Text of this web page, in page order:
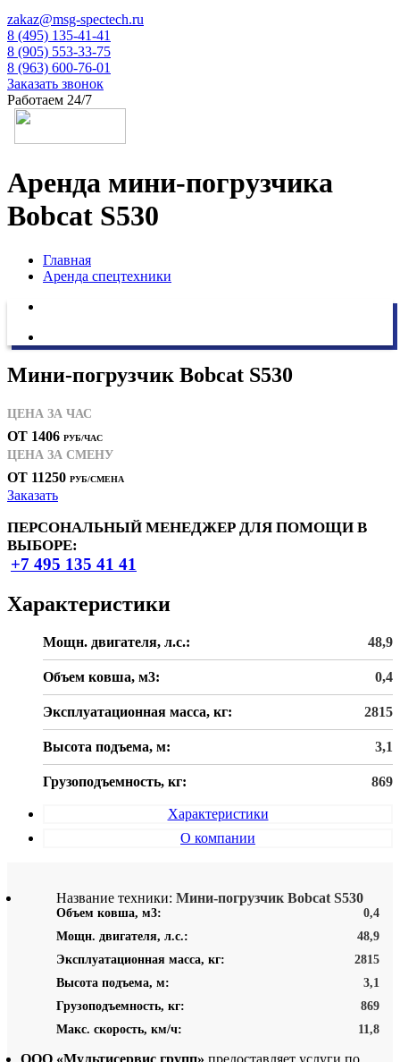
zakaz@msg-spectech.ru
8 (495) 135-41-41
8 (905) 553-33-75
8 (963) 600-76-01
Заказать звонок
Работаем 24/7
Аренда мини-погрузчика
Bobcat S530
Главная
Аренда спецтехники
Мини-погрузчик Bobcat S530
ЦЕНА ЗА ЧАС
ОТ 1406 РУБ/ЧАС
ЦЕНА ЗА СМЕНУ
ОТ 11250 РУБ/СМЕНА
Заказать
ПЕРСОНАЛЬНЫЙ МЕНЕДЖЕР ДЛЯ ПОМОЩИ В
ВЫБОРЕ:
+7 495 135 41 41
Характеристики
Мощн. двигателя, л.с.: 48,9
Объем ковша, м3: 0,4
Эксплуатационная масса, кг: 2815
Высота подъема, м: 3,1
Грузоподъемность, кг: 869
Характеристики
О компании
Название техники: Мини-погрузчик Bobcat S530
Объем ковша, м3:
0,4
Мощн. двигателя, л.с.:
48,9
Эксплуатационная масса, кг:
2815
Высота подъема, м:
3,1
Грузоподъемность, кг:
869
Макс. скорость, км/ч:
11,8
ООО «Мультисервис групп» предоставляет услуги по